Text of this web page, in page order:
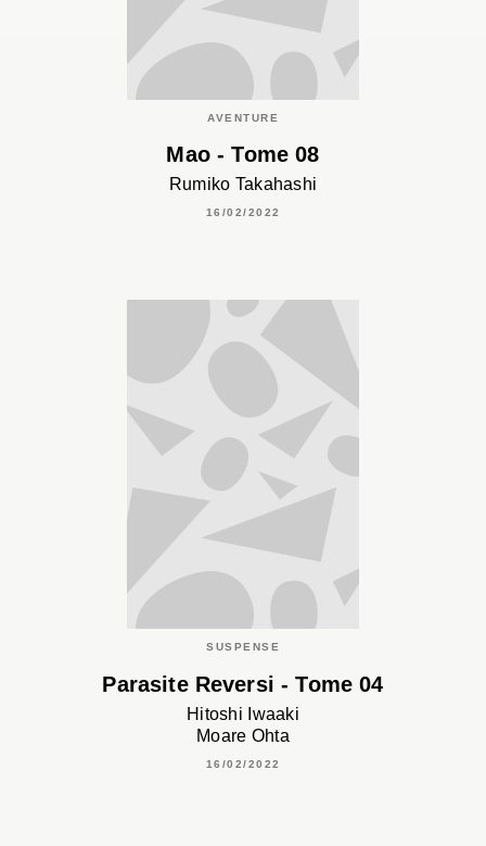
AVENTURE
Mao - Tome 08
Rumiko Takahashi
16/02/2022
SUSPENSE
Parasite Reversi - Tome 04
Hitoshi Iwaaki
Moare Ohta
16/02/2022